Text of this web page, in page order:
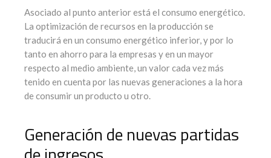
Asociado al punto anterior está el consumo energético.
La optimización de recursos en la producción se
traducirá en un consumo energético inferior, y por lo
tanto en ahorro para la empresas y en un mayor
respecto al medio ambiente, un valor cada vez más
tenido en cuenta por las nuevas generaciones a la hora
de consumir un producto u otro.
Generación de nuevas partidas